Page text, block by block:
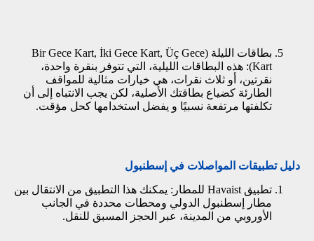
بطاقات الليلة (Bir Gece Kart, İki Gece Kart, Üç Gece
Kart): هذه البطاقات الليلية، التي تتوفر بنقرة واحدة،
نقرتين، أو ثلاث نقرات، هي خيارات مثالية للمواقف
الطارئة كضياع بطاقتك الأصلية، لكن يجب الانتباه إلى أن
تكلفتها مرتفعة نسبيًا و يفضل استخدامها كحل مؤقت.
دليل تطبيقات المواصلات في إسطنبول
تطبيق Havaist للمطار: يمكنك هذا التطبيق من الانتقال بين
مطار إسطنبول الدولي ومحطات محددة في الجانب
الأوروبي من المدينة، عبر الحجز المسبق للنقل.